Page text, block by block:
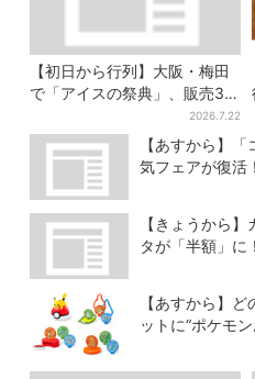
【初日から行列】大阪・梅田
で「アイスの祭典」、販売30
分で完売…“ほうせき箱”の限定
メニューも
2026.7.22
【あすから】
気フェアが復活
【きょうから
タが「半額」に
【あすから】
ットに“ポケモ